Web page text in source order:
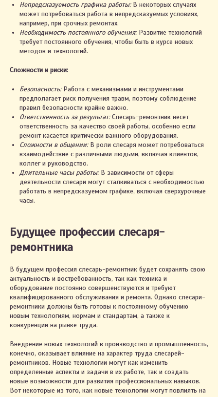
Непредсказуемость графика работы: В некоторых случаях
может потребоваться работа в непредсказуемых условиях,
например, при срочных ремонтах.
Необходимость постоянного обучения:Развитие технологий
требует постоянного обучения, чтобы быть в курсе новых
методов и технологий.
Сложности и риски:
Безопасность: Работа с механизмами и инструментами
предполагает риск получения травм, поэтому соблюдение
правил безопасности крайне важно.
Ответственность за результат:Слесарь-ремонтник несет
ответственность за качество своей работы, особенно если
ремонт касается критически важного оборудования.
Сложности в общении: В роли слесаря может потребоваться
взаимодействие с различными людьми, включая клиентов,
коллег и руководство.
Длительные часы работы: В зависимости от сферы
деятельности слесари могут сталкиваться с необходимостью
работать в непредсказуемом графике, включая сверхурочные
часы.
Будущее профессии слесаря-
ремонтника
В будущем профессия слесарь-ремонтник будет сохранять свою
актуальность и востребованность, так как техника и
оборудование постоянно совершенствуются и требуют
квалифицированного обслуживания и ремонта. Однако слесари-
ремонтники должны быть готовы к постоянному обучению
новым технологиям, нормам и стандартам, а также к
конкуренции на рынке труда.
Внедрение новых технологий в производство и промышленность,
конечно, оказывает влияние на характер труда слесарей-
ремонтников. Новые технологии могут как изменить
определенные аспекты и задачи в их работе, так и создать
новые возможности для развития профессиональных навыков.
Вот некоторые из того, как новые технологии могут повлиять на